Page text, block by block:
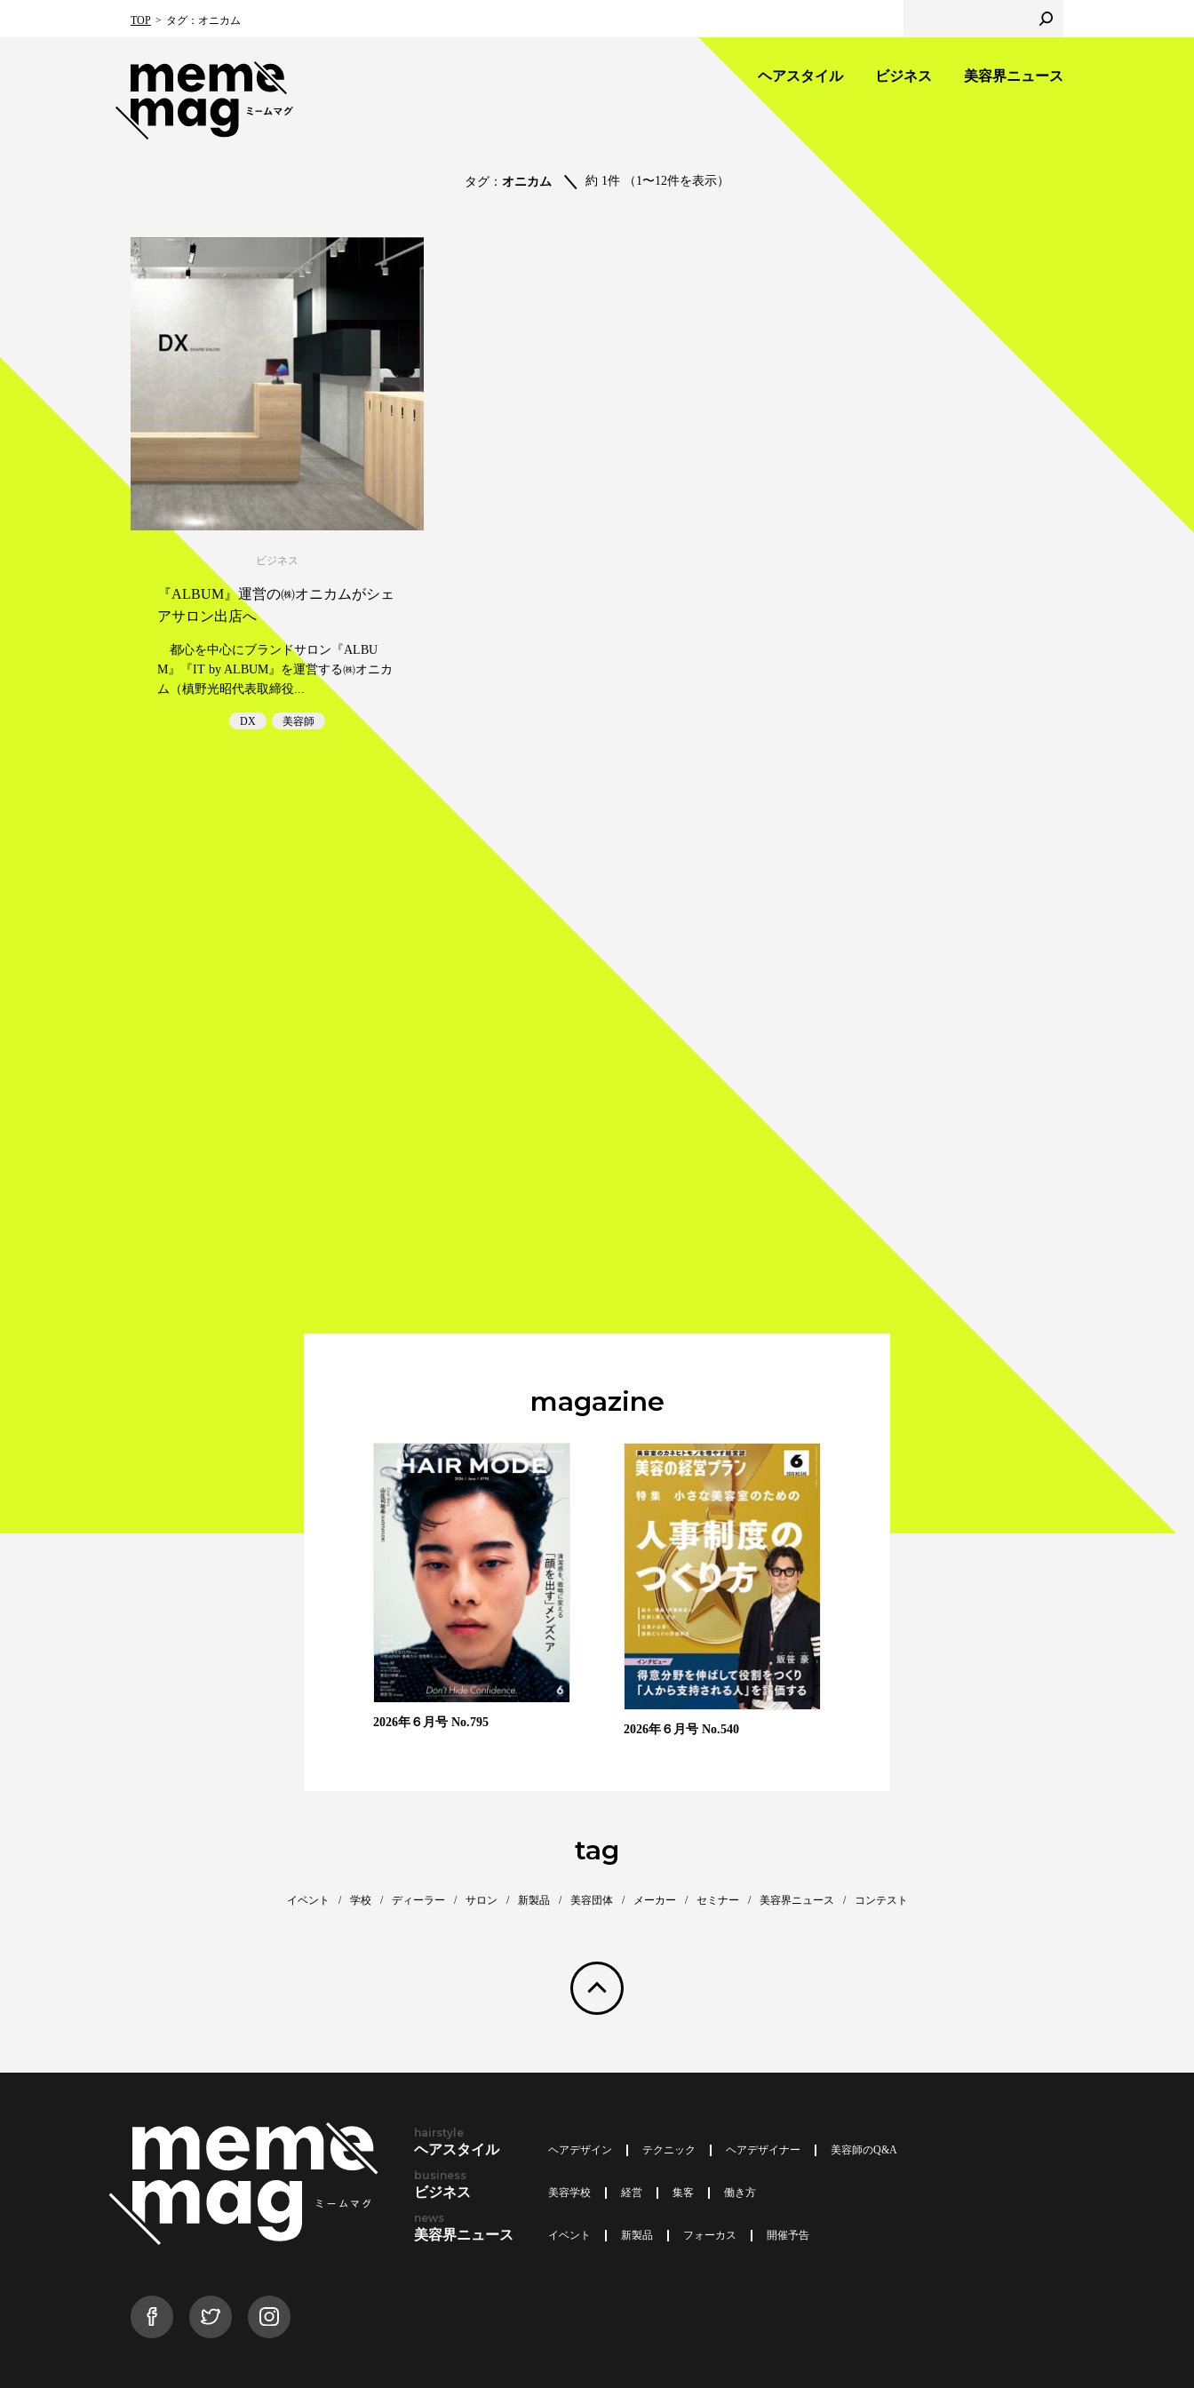
ヘアスタイル ビジネス 美容界ニュース
TOP タグ：オニカム
タグ： オニカム 約 1件 （1〜12件を表示）
ビジネス
『ALBUM』運営の㈱オニカムがシェ
アサロン出店へ
都心を中心にブランドサロン『ALBU
M』『IT by ALBUM』を運営する㈱オニカ
ム（槙野光昭代表取締役...
DX 美容師
magazine
2026年６月号 No.795
2026年６月号 No.540
tag
イベント 学校 ディーラー サロン 新製品 美容団体 メーカー セミナー 美容界ニュース コンテスト
hairstyle
ヘアスタイル ヘアデザイン テクニック ヘアデザイナー 美容師のQ&A
business
ビジネス 美容学校 経営 集客 働き方
news
美容界ニュース イベント 新製品 フォーカス 開催予告